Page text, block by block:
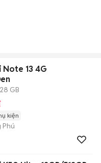
Note 13 4G
GB
kiện
Phú